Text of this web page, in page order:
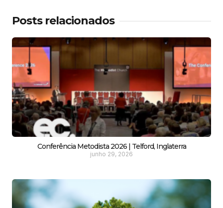
Posts relacionados
Conferência Metodista 2026 | Telford, Inglaterra
junho 29, 2026